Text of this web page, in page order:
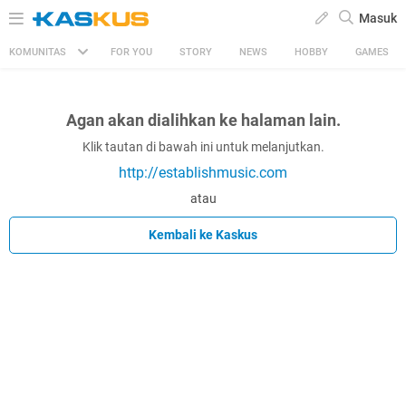
Masuk
KOMUNITAS FOR YOU STORY NEWS HOBBY GAMES
Agan akan dialihkan ke halaman lain.
Klik tautan di bawah ini untuk melanjutkan.
http://establishmusic.com
atau
Kembali ke Kaskus